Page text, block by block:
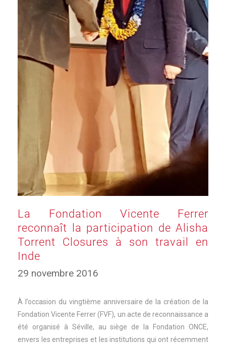
La Fondation Vicente Ferrer
reconnaît la participation de Alisha
Torrent Closures à son travail en
Inde
29 novembre 2016
À l’occasion du vingtième anniversaire de la création de la
Fondation Vicente Ferrer (FVF), un acte de reconnaissance a
été organisé à Séville, au siège de la Fondation ONCE,
envers les entreprises et les institutions qui ont récemment